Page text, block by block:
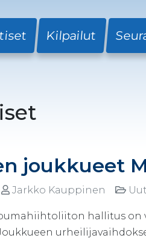
Kilpailut
joukkueet
Jarkko Kauppinen
hallitus